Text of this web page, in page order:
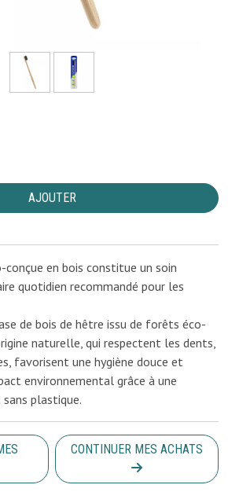
AJOUTER
conçue en bois constitue un soin
quotidien recommandé pour les
de bois de hêtre issu de forêts éco-
naturelle, qui respectent les dents,
favorisent une hygiène douce et
environnemental grâce à une
plastique.
CONTINUER MES ACHATS